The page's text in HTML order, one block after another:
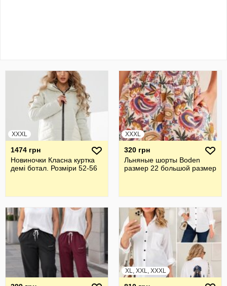
XXXL
1474 грн
Новиночки Класна куртка
демі ботал. Розміри 52-56
XXXL
320 грн
Льняные шорты Boden
размер 22 большой размер
XL, XXL, XXXL